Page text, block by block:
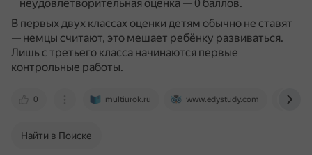
неудовлетворительная оценка — 0 баллов.
В первых двух классах оценки детям обычно не ставят
— немцы считают, это мешает ребёнку развиваться.
Лишь с третьего класса начинаются первые
контрольные работы.
0 multiurok.ru www.edystudy.com
Найти в Поиске